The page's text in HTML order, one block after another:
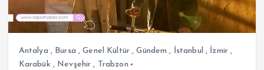
Antalya , Bursa ,Genel Kültür,Gündem , İstanbul , İzmir ,
Karabük , Nevşehir , Trabzon